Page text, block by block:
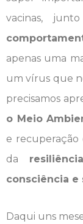
vacinas,
apenas uma
um vírus que
precisamos
o Meio
e recuperação
da
consciência
Daqui uns